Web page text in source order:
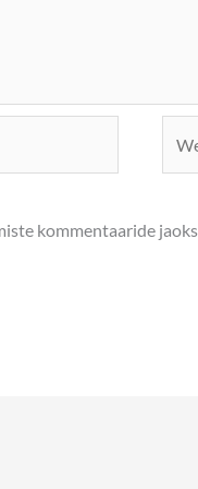
kommentaaride